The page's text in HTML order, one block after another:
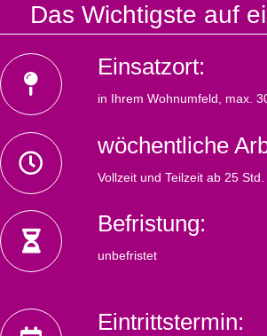
Das Wichtigste auf
Einsatzort:
in Ihrem Wohnumfeld, max.
wöchentliche
Vollzeit und Teilzeit ab 25 Std.
Befristung:
unbefristet
Eintrittstermin: